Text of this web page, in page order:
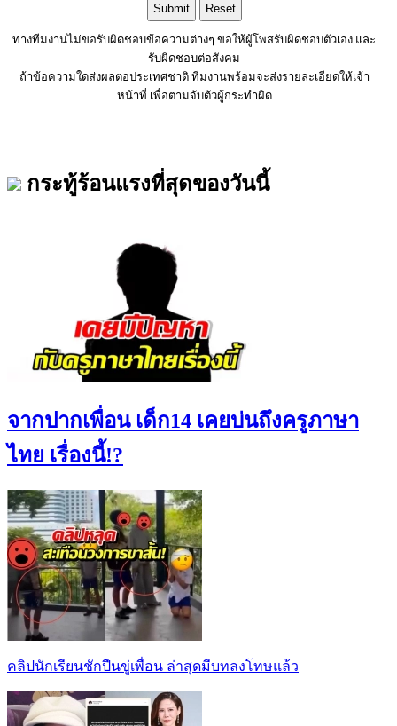
ทางทีมงานไม่ขอรับผิดชอบข้อความต่างๆ ขอให้ผู้โพสรับผิดชอบตัวเอง และ
รับผิดชอบต่อสังคม
ถ้าข้อความใดส่งผลต่อประเทศชาติ ทีมงานพร้อมจะส่งรายละเอียดให้เจ้า
หน้าที่ เพื่อตามจับตัวผู้กระทำผิด
กระทู้ร้อนแรงที่สุดของวันนี้
จากปากเพื่อน เด็ก14 เคยบ่นถึงครูภาษา
ไทย เรื่องนี้!?
คลิปนักเรียนชักปืนขู่เพื่อน ล่าสุดมีบทลงโทษแล้ว